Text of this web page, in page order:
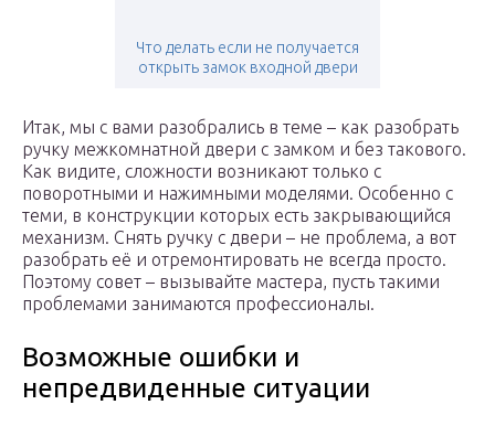
Что делать если не получается
открыть замок входной двери
Итак, мы с вами разобрались в теме – как разобрать
ручку межкомнатной двери с замком и без такового.
Как видите, сложности возникают только с
поворотными и нажимными моделями. Особенно с
теми, в конструкции которых есть закрывающийся
механизм. Снять ручку с двери – не проблема, а вот
разобрать её и отремонтировать не всегда просто.
Поэтому совет – вызывайте мастера, пусть такими
проблемами занимаются профессионалы.
Возможные ошибки и
непредвиденные ситуации